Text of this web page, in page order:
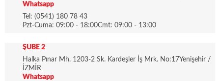
Whatsapp
Tel: (0541) 180 78 43
Pzt-Cuma: 09:00 - 18:00Cmt: 09:00 - 13:00
ŞUBE 2
Halka Pınar Mh. 1203-2 Sk. Kardeşler İş Mrk. No:17Yenişehir /
İZMİR
Whatsapp